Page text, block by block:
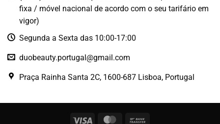
fixa / móvel nacional de acordo com o seu tarifário em
vigor)
Segunda a Sexta das 10:00-17:00
duobeauty.portugal@gmail.com
Praça Rainha Santa 2C, 1600-687 Lisboa, Portugal
Visa MasterCard